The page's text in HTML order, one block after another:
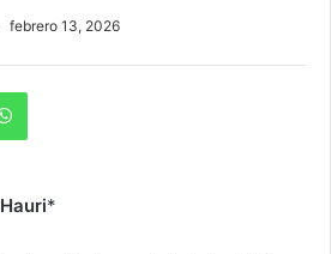
febrero 13, 2026
Hauri*